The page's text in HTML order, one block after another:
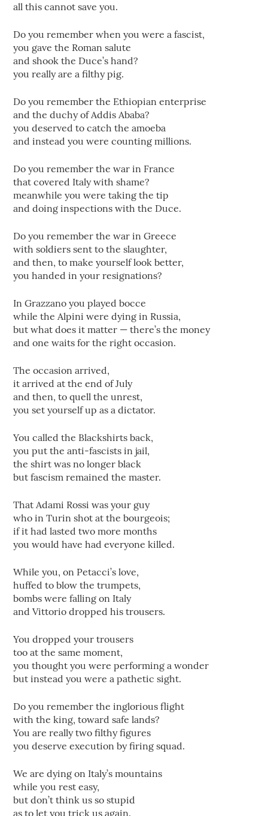
all this cannot save you.
Do you remember when you were a fascist,
you gave the Roman salute
and shook the Duce’s hand?
you really are a filthy pig.
Do you remember the Ethiopian enterprise
and the duchy of Addis Ababa?
you deserved to catch the amoeba
and instead you were counting millions.
Do you remember the war in France
that covered Italy with shame?
meanwhile you were taking the tip
and doing inspections with the Duce.
Do you remember the war in Greece
with soldiers sent to the slaughter,
and then, to make yourself look better,
you handed in your resignations?
In Grazzano you played bocce
while the Alpini were dying in Russia,
but what does it matter — there’s the money
and one waits for the right occasion.
The occasion arrived,
it arrived at the end of July
and then, to quell the unrest,
you set yourself up as a dictator.
You called the Blackshirts back,
you put the anti-fascists in jail,
the shirt was no longer black
but fascism remained the master.
That Adami Rossi was your guy
who in Turin shot at the bourgeois;
if it had lasted two more months
you would have had everyone killed.
While you, on Petacci’s love,
huffed to blow the trumpets,
bombs were falling on Italy
and Vittorio dropped his trousers.
You dropped your trousers
too at the same moment,
you thought you were performing a wonder
but instead you were a pathetic sight.
Do you remember the inglorious flight
with the king, toward safe lands?
You are really two filthy figures
you deserve execution by firing squad.
We are dying on Italy’s mountains
while you rest easy,
but don’t think us so stupid
as to let you trick us again.